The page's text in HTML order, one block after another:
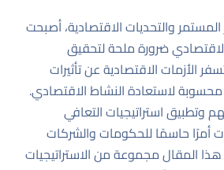
والتحديات الاقتصادية، أصبحت
الاقتصادي ضرورة ملحة لتحقيق
الأزمات الاقتصادية عن تأثيرات
محسوبة لاستعادة النشاط الاقتصادي.
وتطبيق استراتيجيات التعافي
أمرًا حاسمًا للحكومات والشركات
المقال مجموعة من الاستراتيجيات